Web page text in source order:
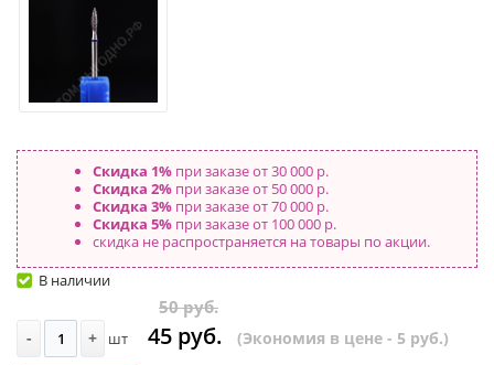
Скидка 1%при заказе от 30 000 р.
Скидка 2%при заказе от 50 000 р.
Скидка 3%при заказе от 70 000 р.
Скидка 5%при заказе от 100 000 р.
скидка не распространяется на товары по акции.
В наличии
- + шт
50 руб.
45 руб. (Экономия в цене - 5 руб.)